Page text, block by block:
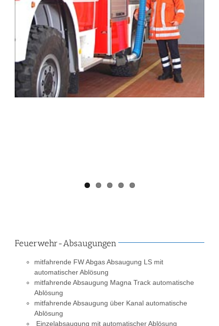
Feuerwehr-Absaugungen
mitfahrende FW Abgas Absaugung LS mit
automatischer Ablösung
mitfahrende Absaugung Magna Track automatische
Ablösung
mitfahrende Absaugung über Kanal automatische
Ablösung
Einzelabsaugung mit automatischer Ablösung